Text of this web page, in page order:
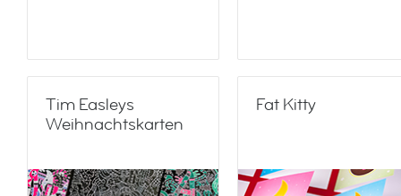
Tim Easleys
Weihnachtskarten
Fat Kitty